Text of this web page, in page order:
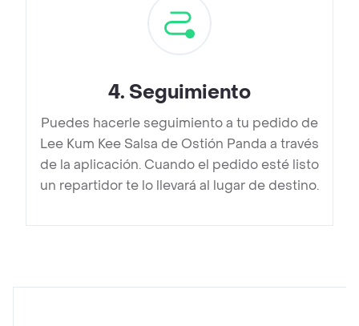
4. Seguimiento
Puedes hacerle seguimiento a tu pedido de
Lee Kum Kee Salsa de Ostión Panda a través
de la aplicación. Cuando el pedido esté listo
un repartidor te lo llevará al lugar de destino.